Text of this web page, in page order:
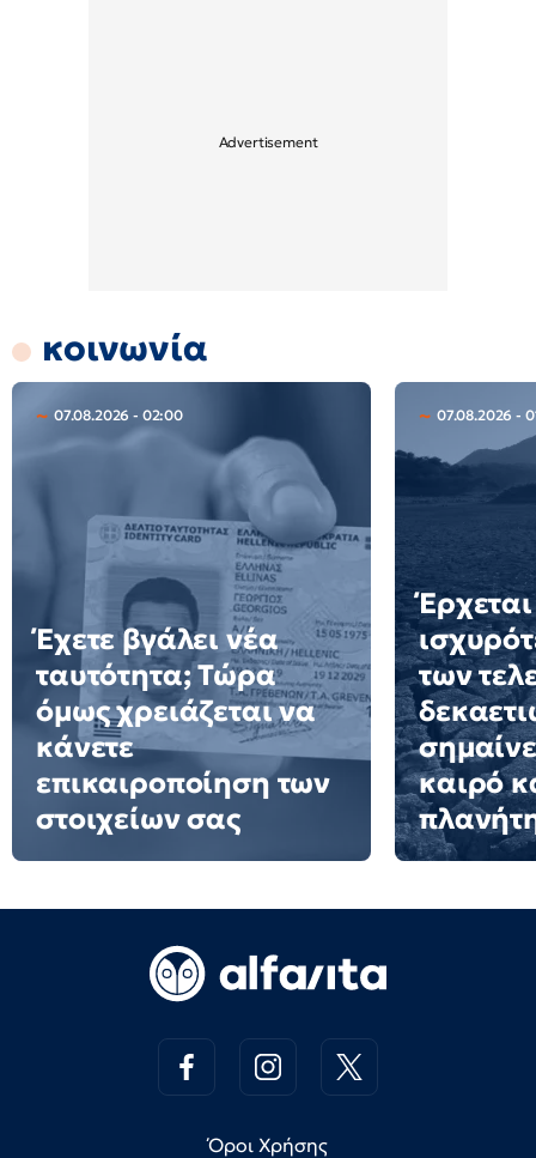
κοινωνία
07.08.2026 - 02:00
Έχετε βγάλει νέα
ταυτότητα; Τώρα
όμως χρειάζεται να
κάνετε
επικαιροποίηση των
στοιχείων σας
07.08.2026 -
των
καιρό
Όροι Χρήσης